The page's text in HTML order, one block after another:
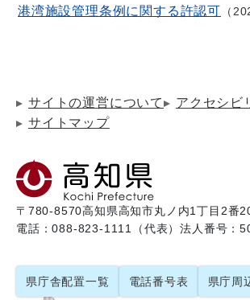
港湾施設管理条例に関する許認可
サイトの運営について
アクセシビ
サイトマップ
〒780-8570高知県高知市丸ノ内1丁目2番
電話：088-823-1111（代表）法人番号：
県庁舎配置一覧 電話番号表 県庁周